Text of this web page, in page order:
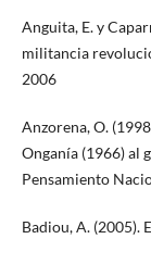
Anguita, E. y
militancia
2006
Anzorena, O.
Onganía (1966) al
Pensamiento
Badiou, A. (2005).